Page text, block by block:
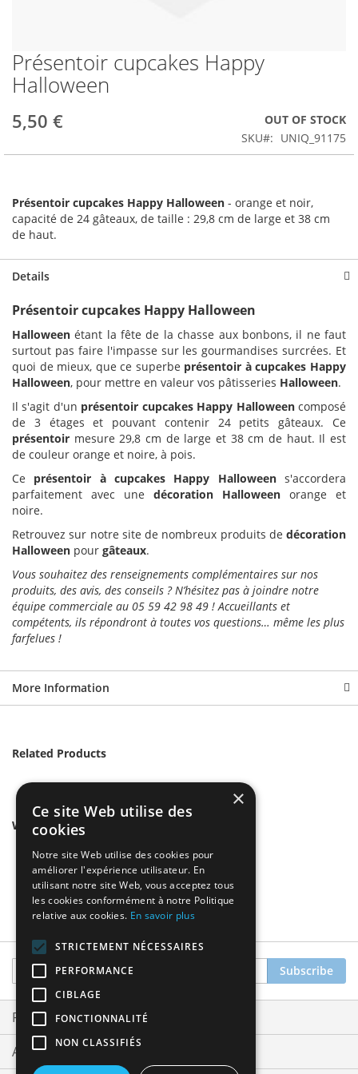
Skip
to
the
of
images
Présentoir cupcakes Happy
Halloween
5,50 €
OUT OF STOCK
SKU
UNIQ_91175
Présentoir cupcakes Happy Halloween - orange et noir,
capacité de 24 gâteaux, de taille : 29,8 cm de large et 38 cm
de haut.
Details
Présentoir cupcakes Happy Halloween
Halloween étant la fête de la chasse aux bonbons, il ne faut
surtout pas faire l'impasse sur les gourmandises surcrées. Et
quoi de mieux, que ce superbe présentoir à cupcakes Happy
Halloween, pour mettre en valeur vos pâtisseries Halloween.
Il s'agit d'un présentoir cupcakes Happy Halloweencomposé
de 3 étages et pouvant contenir 24 petits gâteaux. Ce
présentoir mesure 29,8 cm de large et 38 cm de haut. Il est
de couleur orange et noire, à pois.
Ce présentoir à cupcakes Happy Halloweens'accordera
parfaitement avec une décoration Halloween orange et
noire.
Retrouvez sur notre site de nombreux produits de décoration
Halloween pour gâteaux.
Vous souhaitez des renseignements complémentaires sur nos
produits, des avis, des conseils ? N’hésitez pas à joindre notre
équipe commerciale au 05 59 42 98 49 ! Accueillants et
compétents, ils répondront à toutes vos questions… même les plus
farfelues !
More Information
Related Products
We found other products you might like!
Sign
Up
for
Our
Newsletter:
Subscribe
Privacy and Cookie Policy
Advanced Search
×
Ce site Web utilise des
cookies
Notre site Web utilise des cookies pour
améliorer l'expérience utilisateur. En
utilisant notre site Web, vous acceptez tous
les cookies conformément à notre Politique
relative aux cookies. En savoir plus
STRICTEMENT NÉCESSAIRES
PERFORMANCE
CIBLAGE
FONCTIONNALITÉ
NON CLASSIFIÉS